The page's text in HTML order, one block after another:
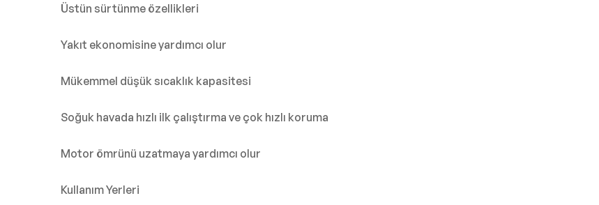
Üstün sürtünme özellikleri
Yakıt ekonomisine yardımcı olur
Mükemmel düşük sıcaklık kapasitesi
Soğuk havada hızlı ilk çalıştırma ve çok hızlı koruma
Motor ömrünü uzatmaya yardımcı olur
Kullanım Yerleri